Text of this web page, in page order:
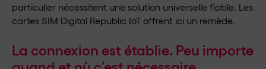
particulier nécessitent une solution universelle fiable. Les
cartes SIM Digital Republic IoT offrent ici un remède.
La connexion est établie. Peu importe